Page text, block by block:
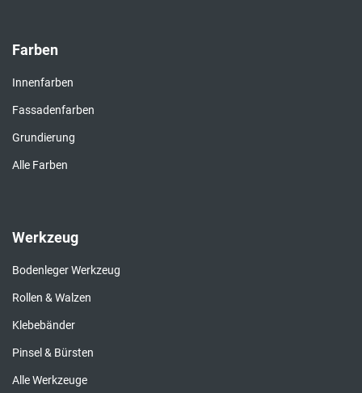
Farben
Innenfarben
Fassadenfarben
Grundierung
Alle Farben
Werkzeug
Bodenleger Werkzeug
Rollen & Walzen
Klebebänder
Pinsel & Bürsten
Alle Werkzeuge